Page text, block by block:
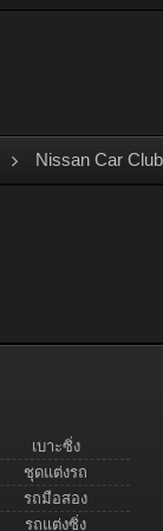
Nissan Car
เบาะซิ่ง
ชุดแต่งรถ
รถมือสอง
รถแต่งซิ่ง